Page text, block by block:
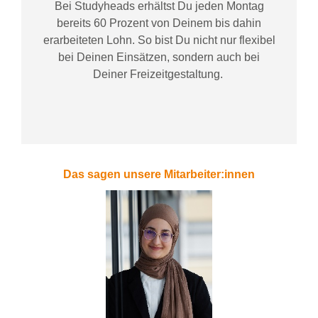
Bei Studyheadserhältst Du jeden Montag
bereits 60 Prozent von Deinem bis dahin
erarbeiteten Lohn. So bist Du nicht nur flexibel
bei Deinen Einsätzen, sondern auch bei
DeinerFreizeitgestaltung.
Das sagen unsere Mitarbeiter:innen